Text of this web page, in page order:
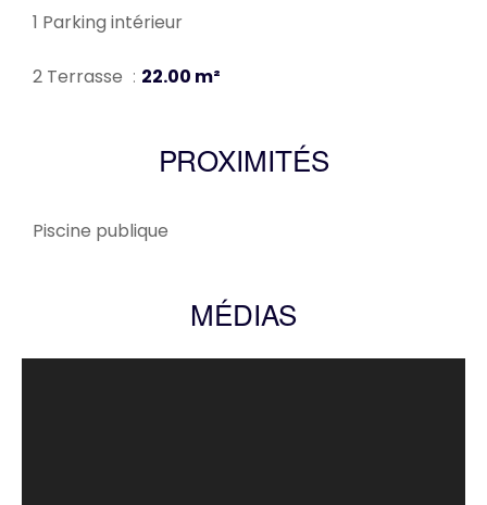
1 Parking intérieur
2 Terrasse 22.00 m²
PROXIMITÉS
Piscine publique
MÉDIAS